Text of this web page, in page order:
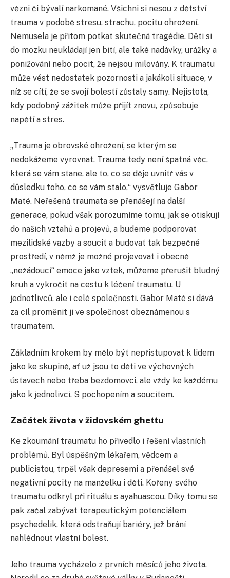
vězni či bývalí narkomané. Všichni si nesou z dětství
trauma v podobě stresu, strachu, pocitu ohrožení.
Nemusela je přitom potkat skutečná tragédie. Děti si
do mozku neukládají jen bití, ale také nadávky, urážky a
ponižování nebo pocit, že nejsou milovány. K traumatu
může vést nedostatek pozornosti a jakákoli situace, v
níž se cítí, že se svojí bolestí zůstaly samy. Nejistota,
kdy podobný zážitek může přijít znovu, způsobuje
napětí a stres.
„Trauma je obrovské ohrožení, se kterým se
nedokážeme vyrovnat. Trauma tedy není špatná věc,
která se vám stane, ale to, co se děje uvnitř vás v
důsledku toho, co se vám stalo,“ vysvětluje Gabor
Maté. Neřešená traumata se přenášejí na další
generace, pokud však porozumíme tomu, jak se otiskují
do našich vztahů a projevů, a budeme podporovat
mezilidské vazby a soucit a budovat tak bezpečné
prostředí, v němž je možné projevovat i obecně
„nežádoucí“ emoce jako vztek, můžeme přerušit bludný
kruh a vykročit na cestu k léčení traumatu. U
jednotlivců, ale i celé společnosti. Gabor Maté si dává
za cíl proměnit ji ve společnost obeznámenou s
traumatem.
Základním krokem by mělo být nepřistupovat k lidem
jako ke skupině, ať už jsou to děti ve výchovných
ústavech nebo třeba bezdomovci, ale vždy ke každému
jako k jednolivci. S pochopením a soucitem.
Začátek života v židovském ghettu
Ke zkoumání traumatu ho přivedlo i řešení vlastních
problémů. Byl úspěšným lékařem, vědcem a
publicistou, trpěl však depresemi a přenášel své
negativní pocity na manželku i děti. Kořeny svého
traumatu odkryl při rituálu s ayahuascou. Díky tomu se
pak začal zabývat terapeutickým potenciálem
psychedelik, která odstraňují bariéry, jež brání
nahlédnout vlastní bolest.
Jeho trauma vycházelo z prvních měsíců jeho života.